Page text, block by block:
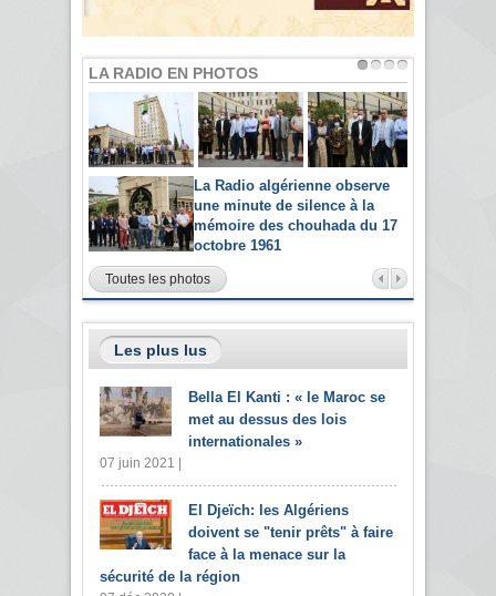
LA RADIO EN PHOTOS
La Radio algérienne observe
une minute de silence à la
mémoire des chouhada du 17
octobre 1961
Toutes les photos
Les plus lus
Bella El Kanti : « le Maroc se
met au dessus des lois
internationales »
07 juin 2021 |
El Djeïch: les Algériens
doivent se "tenir prêts" à faire
face à la menace sur la
sécurité de la région